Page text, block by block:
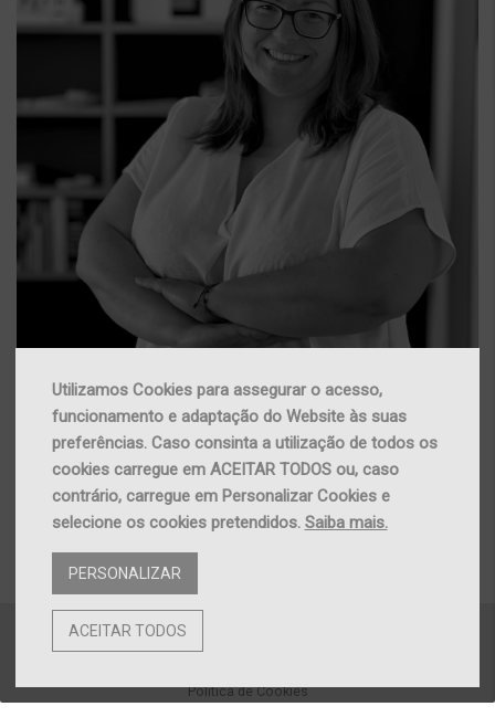
Nádia Gameiro | Arq. Paisagista
Política de Privacidade
Política de Cookies
Utilizamos Cookies para assegurar o acesso,
funcionamento e adaptação do Website às suas
preferências. Caso consinta a utilização de todos os
cookies carregue em ACEITAR TODOS ou, caso
contrário, carregue em Personalizar Cookies e
selecione os cookies pretendidos. Saiba mais.
PERSONALIZAR
ACEITAR TODOS